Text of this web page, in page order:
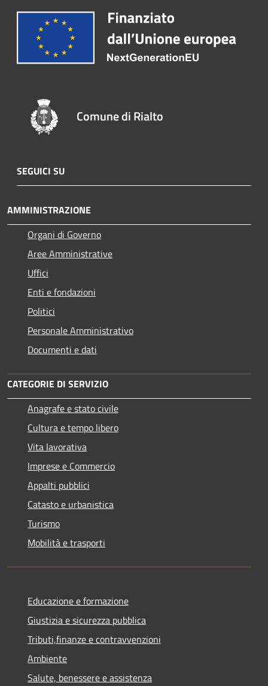
Comune di Rialto
SEGUICI SU
AMMINISTRAZIONE
Organi di Governo
Aree Amministrative
Uffici
Enti e fondazioni
Politici
Personale Amministrativo
Documenti e dati
CATEGORIE DI SERVIZIO
Anagrafe e stato civile
Cultura e tempo libero
Vita lavorativa
Imprese e Commercio
Appalti pubblici
Catasto e urbanistica
Turismo
Mobilità e trasporti
Educazione e formazione
Giustizia e sicurezza pubblica
Tributi,finanze e contravvenzioni
Ambiente
Salute, benessere e assistenza